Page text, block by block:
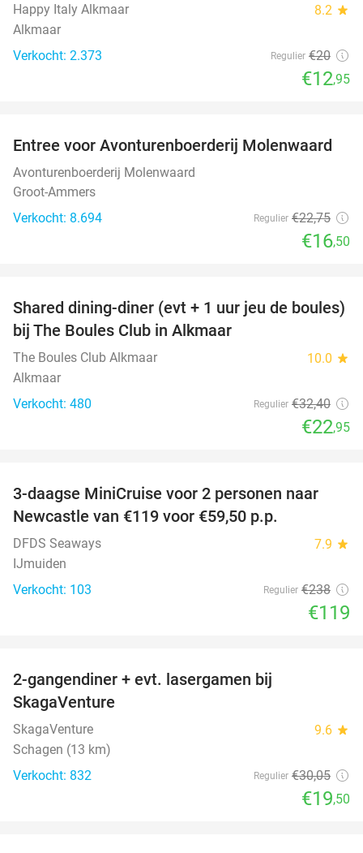
Happy Italy Alkmaar 8.2 star
Alkmaar
Verkocht: 2.373
Regulier €20
€12,95
27%
Entree voor Avonturenboerderij Molenwaard
Avonturenboerderij Molenwaard
Groot-Ammers
Verkocht: 8.694
Regulier €22,75
€16,50
29%
Shared dining-diner (evt + 1 uur jeu de boules)
bij The Boules Club in Alkmaar
The Boules Club Alkmaar 10.0 star
Alkmaar
Verkocht: 480
Regulier €32,40
€22,95
50%
3-daagse MiniCruise voor 2 personen naar
Newcastle van €119 voor €59,50 p.p.
DFDS Seaways 7.9 star
IJmuiden
Verkocht: 103
Regulier €238
€119
2-gangendiner + evt. lasergamen bij
SkagaVenture
SkagaVenture 9.6 star
Schagen (13 km)
Verkocht: 832
Regulier €30,05
€19,50